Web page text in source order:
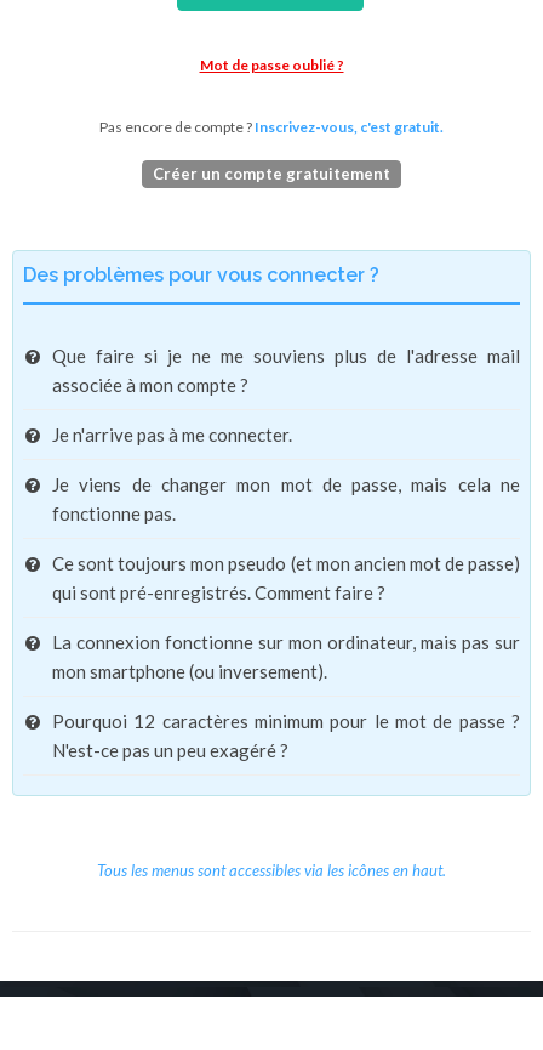
Mot de passe oublié ?
Pas encore de compte ? Inscrivez-vous, c'est gratuit.
Créer un compte gratuitement
Des problèmes pour vous connecter ?
Que faire si je ne me souviens plus de l'adresse mail
associée à mon compte ?
Je n'arrive pas à me connecter.
Je viens de changer mon mot de passe, mais cela ne
fonctionne pas.
Ce sont toujours mon pseudo (et mon ancien mot de passe)
qui sont pré-enregistrés. Comment faire ?
La connexion fonctionne sur mon ordinateur, mais pas sur
mon smartphone (ou inversement).
Pourquoi 12 caractères minimum pour le mot de passe ?
N'est-ce pas un peu exagéré ?
Tous les menus sont accessibles via les icônes en haut.